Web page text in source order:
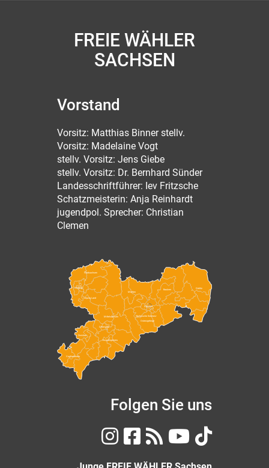
FREIE WÄHLER
SACHSEN
Vorstand
Vorsitz: Matthias Binner stellv.
Vorsitz: Madelaine Vogt
stellv. Vorsitz: Jens Giebe
stellv. Vorsitz: Dr. Bernhard Sünder
Landesschriftführer: Iev Fritzsche
Schatzmeisterin: Anja Reinhardt
jugendpol. Sprecher: Christian
Clemen
Bautzen Görlitz
Leipzig
Leipzig Land
Meißen
Erzgebirgskreis
Mittelsachsen
Nordsachsen
Osterzgebirge
Sächsische Schweiz-
Vogtlandkreis
Zwickau
Dresden
Chemnitz
Folgen Sie uns